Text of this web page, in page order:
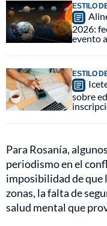
ESTILO
2026:
evento
ESTILO
sobre
Para Rosanía,
periodismo en el
imposibilidad de que
zonas, la falta de
salud mental que